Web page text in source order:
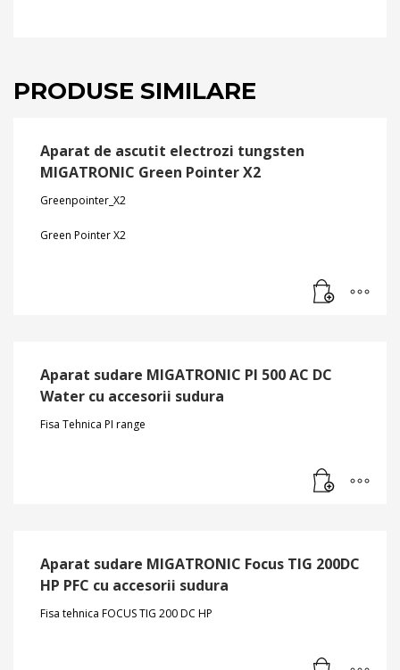
PRODUSE SIMILARE
Aparat de ascutit electrozi tungsten
MIGATRONIC Green Pointer X2
Greenpointer_X2
Green Pointer X2
Aparat sudare MIGATRONIC PI 500 AC DC
Water cu accesorii sudura
Fisa Tehnica PI range
Aparat sudare MIGATRONIC Focus TIG 200DC
HP PFC cu accesorii sudura
Fisa tehnica FOCUS TIG 200 DC HP